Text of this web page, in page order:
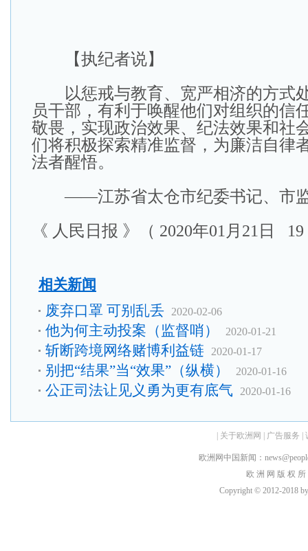
【执纪者说】
以惩戒与教育、宽严相济的方式
员干部，有利于唤醒他们对组织的信
敬畏，实现政治效果、纪法效果和社
们将积极探索精准监督，为廉洁自律
法者醒悟。
——江苏省太仓市纪委书记、市监
《 人民日报 》（ 2020年01月21日
相关新闻
废弃口罩 可别乱丢 2020-02-06
他为何主动投案（监督哨） 2020-01-21
斩断跨境网络赌博利益链 2020-01-17
别把“结果”当“效果”（纵横） 2020-01-16
公正司法让见义勇为更有底气 2020-01-16
关于欧洲网 广告服务
欧洲网中国新闻：
欧 洲 网 版 权
Copyright © 2012-2018